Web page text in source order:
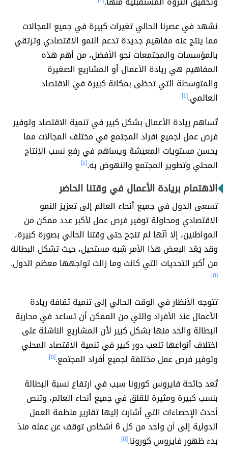
نشهد في عصرنا الحالي تغيرات كبيرة في جميع المجالات
مما ينتج عنه مفاهيم جديدة تدعم النمو الاقتصادي وترتقي
بالمؤسسات والمجتمعات نحو الأفضل، من أهم هذه
المفاهيم هي ريادة الأعمال أو المشاريع الصغيرة
والمتوسطة التي تحظى بمكانة كبيرة في الاقتصاد
العالمي.[٤]
تُساهم ريادة الأعمال بشكل كبير في تنمية الاقتصاد وتوفير
فرص عمل لجميع أفراد المجتمع في مختلف المجالات مما
يحسن مستويات المعيشة ويساهم في رفع نسب الإنتاج
المحلي وتطوير المجتمع والنهوض به.[٤]
الاهتمام بريادة الأعمال في وقتنا الحاضر
تسعى الدول في جميع أنحاء العالم إلى تعزيز النمو
الاقتصادي ومحاولة توفير فرص عمل لأكبر عدد ممكن من
المواطنين، إلا أنّها لم تنجح حتى وقتنا الحالي بصورة كبيرة،
وقد يَعُد البعض هذا الأمر شبه مستحيل، حيث تشكل البطالة
من أكبر التحديات التي كانت وما زالت تواجهها معظم الدول.
[٥]
تتوجه الأنظار في الوقت الحالي إلى تنمية ثقافة ريادة
الأعمال عند الأفراد والتي من الممكن أن تساعد في محاربة
البطالة والحد منها بشكل كبير لأن المشاريع الناشئة على
اختلاف أنواعها تلعب دور كبير في تنمية الاقتصاد المحلي
وتوفير فرص عمل مختلفة لجميع أفراد المجتمع.[٥]
تُعد جائحة فايروس كورونا سبب في ارتفاع نسبة البطالة
بنسب كبيرة ومثيرة للقلق في جميع أنحاء العالم، وتنص
أحدث الإحصاءات التي أشارت إليها تقارير منظمة العمل
الدولية إلى أن واحد من كل 6 أشخاص توقف عن عمله منذ
بدء ظهور فايروس كورونا.[٥]